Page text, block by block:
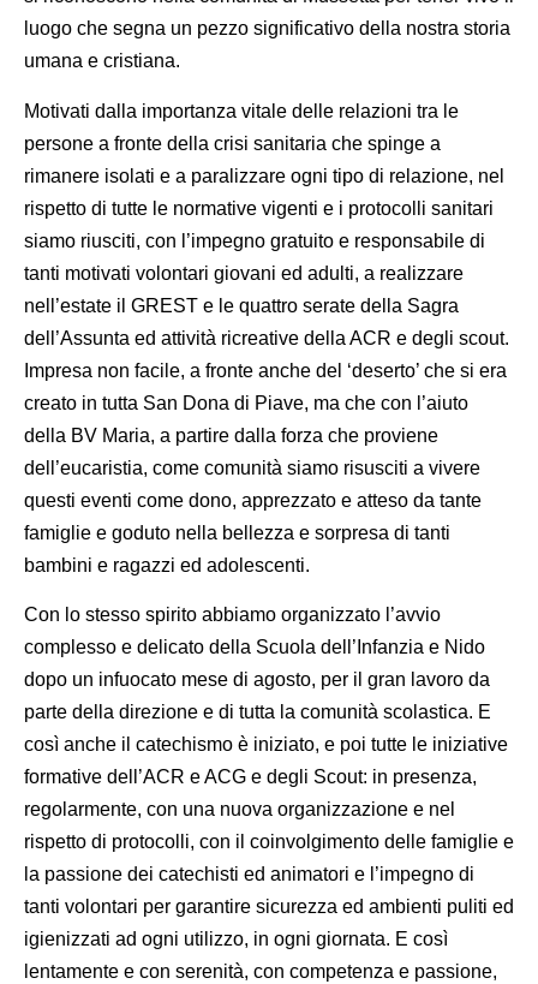
luogo che segna un pezzo significativo della nostra storia
umana e cristiana.
Motivati dalla importanza vitale delle relazioni tra le
persone a fronte della crisi sanitaria che spinge a
rimanere isolati e a paralizzare ogni tipo di relazione, nel
rispetto di tutte le normative vigenti e i protocolli sanitari
siamo riusciti, con l’impegno gratuito e responsabile di
tanti motivati volontari giovani ed adulti, a realizzare
nell’estate il GREST e le quattro serate della Sagra
dell’Assunta ed attività ricreative della ACR e degli scout.
Impresa non facile, a fronte anche del ‘deserto’ che si era
creato in tutta San Dona di Piave, ma che con l’aiuto
della BV Maria, a partire dalla forza che proviene
dell’eucaristia, come comunità siamo risusciti a vivere
questi eventi come dono, apprezzato e atteso da tante
famiglie e goduto nella bellezza e sorpresa di tanti
bambini e ragazzi ed adolescenti.
Con lo stesso spirito abbiamo organizzato l’avvio
complesso e delicato della Scuola dell’Infanzia e Nido
dopo un infuocato mese di agosto, per il gran lavoro da
parte della direzione e di tutta la comunità scolastica. E
così anche il catechismo è iniziato, e poi tutte le iniziative
formative dell’ACR e ACG e degli Scout: in presenza,
regolarmente, con una nuova organizzazione e nel
rispetto di protocolli, con il coinvolgimento delle famiglie e
la passione dei catechisti ed animatori e l’impegno di
tanti volontari per garantire sicurezza ed ambienti puliti ed
igienizzati ad ogni utilizzo, in ogni giornata. E così
lentamente e con serenità, con competenza e passione,